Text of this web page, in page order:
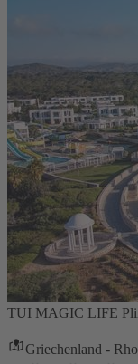
TUI MAGIC LIFE
Griechenland -